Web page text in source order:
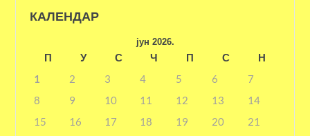
КАЛЕНДАР
јун 2026.
П У С Ч П С
Н
1
2 3 4 5 6
7
8
9 10 11 12 13
14
15
16 17 18 19 20
21